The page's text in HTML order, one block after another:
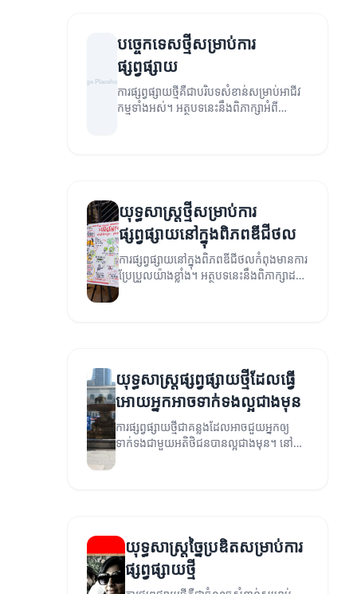
បច្ចេកទេសថ្មីសម្រាប់ការ
ផ្សព្វផ្សាយ
ការផ្សព្វផ្សាយថ្មីគឺជាបរិបទសំខាន់សម្រាប់អាជីវ
កម្មទាំងអស់។ អត្ថបទនេះនឹងពិភាក្សាអំពី
យុទ្ធសាស្ត្រថ្មីសម្រាប់ការ
ផ្សព្វផ្សាយនៅក្នុងពិភពឌីជីថល
ការផ្សព្វផ្សាយនៅក្នុងពិភពឌីជីថលកំពុងមានការ
ប្រែប្រួលយ៉ាងខ្លាំង។ អត្ថបទនេះនឹងពិភាក្សាដល់
យុទ្ធសាស្ត្រថ្មីៗសម្រាប់ការផ្សព្វផ្សាយនៅក្នុង
យុទ្ធសាស្ត្រផ្សព្វផ្សាយថ្មីដែលធ្វើ
អោយអ្នកអាចទាក់ទងល្អជាងមុន
ការផ្សព្វផ្សាយថ្មីជាគន្លងដែលអាចជួយអ្នកឲ្យ
ទាក់ទងជាមួយអតិថិជនបានល្អជាងមុន។ នៅក្នុង
យុទ្ធសាស្ត្រច្នៃប្រឌិតសម្រាប់ការ
ផ្សព្វផ្សាយថ្មី